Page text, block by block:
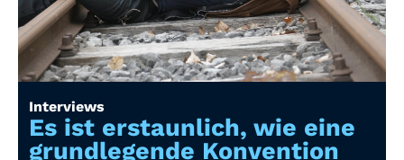
So geht’s
Filmpakete
Gutscheine
& Filmpässe
Interviews
Es ist erstaunlich, wie eine
grundlegende Konvention